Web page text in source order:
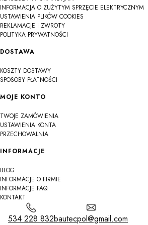
INFORMACJA O ZUŻYTYM SPRZĘCIE ELEKTRYCZNYM
USTAWIENIA PLIKÓW COOKIES
REKLAMACJE I ZWROTY
POLITYKA PRYWATNOŚCI
DOSTAWA
KOSZTY DOSTAWY
SPOSOBY PŁATNOŚCI
MOJE KONTO
TWOJE ZAMÓWIENIA
USTAWIENIA KONTA
PRZECHOWALNIA
INFORMACJE
BLOG
INFORMACJE O FIRMIE
INFORMACJE FAQ
KONTAKT
534 228 832bautecpol@gmail.com